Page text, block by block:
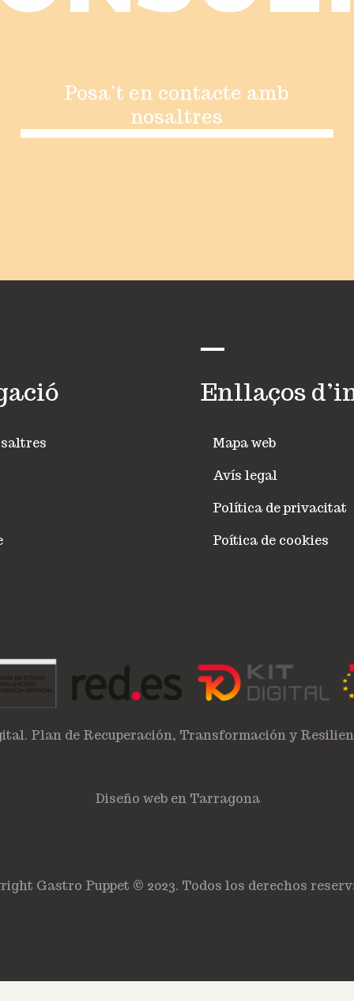
Posa’t en contacte amb
nosaltres
Enllaços
Mapa web
Avís legal
Política de privacitat
Poítica de cookies
Plan de Recuperación, Transformación y
Diseño web en Tarragona
Gastro Puppet © 2023. Todos los derechos